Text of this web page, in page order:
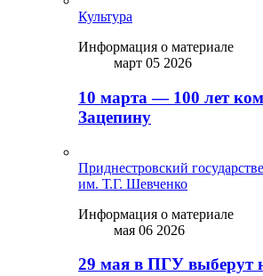
Культура
Информация о материале
март 05 2026
10 марта — 100 лет
Зацепину
Приднестровский
им. Т.Г. Шевченко
Информация о материале
мая 06 2026
29 мая в ПГУ выберут